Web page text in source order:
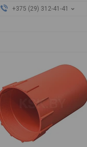
+375 (29) 312-41-41